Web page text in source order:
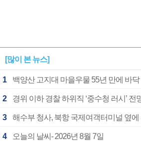
[많이 본 뉴스]
1 백양산 고지대 마을우물 55년 만에 바닥
2 경위 이하 경찰 하위직 ‘중수청 러시’
3 해수부 청사, 북항 국제여객터미널 옆에
4 오늘의 날씨- 2026년 8월 7일